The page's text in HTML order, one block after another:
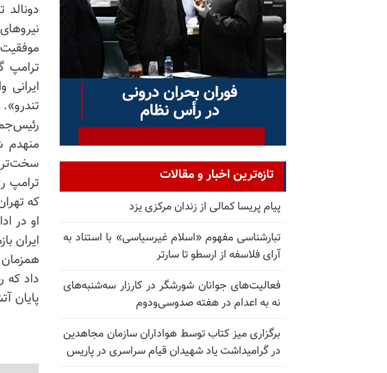
موفقیت
ترامپ
تندرو».
منهدم
سخت‌تر
ترامپ
که
او در
ایران
داد که
پایان
تازه‌ترین اخبار و مقالات
پیام پریسا کمالی از زندان مرکزی یزد
تبارشناسی مفهوم «اسلام غیرسیاسی» با استناد به
آرای فلاسفه از ارسطو تا سارتر
فعالیت‌های جوانان شورشگر در کارزار سه‌شنبه‌های
نه به اعدام در هفته صدوسی‌و‌دوم
برگزاری میز کتاب توسط هواداران سازمان مجاهدین
در گرامیداشت یاد شهیدان قیام سراسری در پاریس